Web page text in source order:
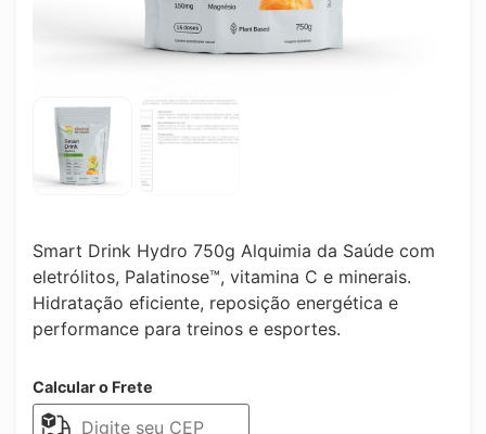
Smart Drink Hydro 750g Alquimia da Saúde com
eletrólitos, Palatinose™, vitamina C e minerais.
Hidratação eficiente, reposição energética e
performance para treinos e esportes.
Calcular o Frete